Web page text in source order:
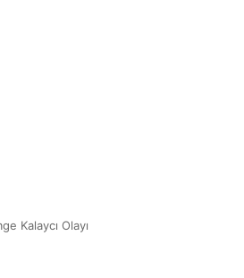
Kalaycı Olayı